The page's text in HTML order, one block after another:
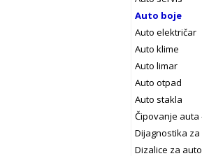
Auto boje
Auto električar
Auto klime
Auto limar
Auto otpad
Auto stakla
Čipovanje auta
Dijagnostika za
Dizalice za auto